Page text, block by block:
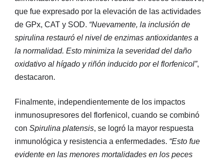
que fue expresado por la elevación de las actividades
de GPx, CAT y SOD. “Nuevamente, la inclusión de
spirulina restauró el nivel de enzimas antioxidantes a
la normalidad. Esto minimiza la severidad del daño
oxidativo al hígado y riñón inducido por el florfenicol”,
destacaron.
Finalmente, independientemente de los impactos
inmunosupresores del florfenicol, cuando se combinó
con Spirulina platensis, se logró la mayor respuesta
inmunológica y resistencia a enfermedades. “Esto fue
evidente en las menores mortalidades en los peces